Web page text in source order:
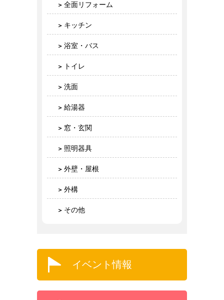
全面リフォーム
キッチン
浴室・バス
トイレ
洗面
給湯器
窓・玄関
照明器具
外壁・屋根
外構
その他
イベント情報